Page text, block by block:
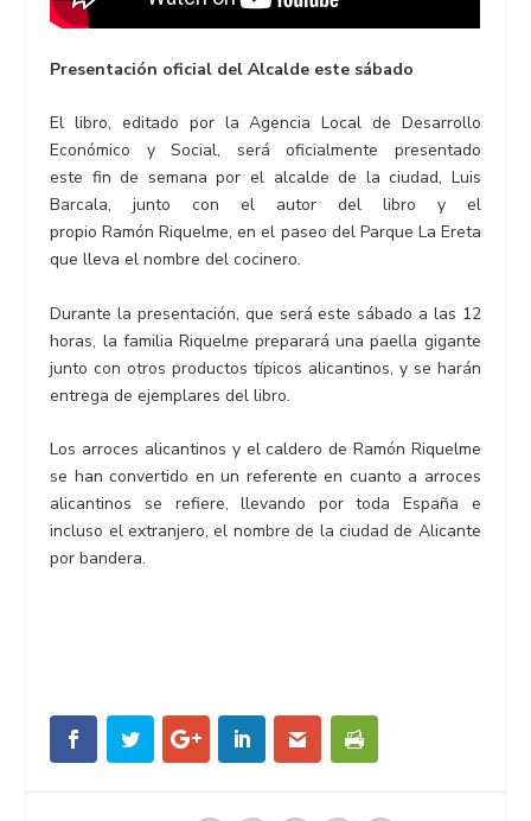
Presentación oficial del Alcalde este sábado
El libro, editado por la Agencia Local de Desarrollo
Económico y Social, será oficialmente presentado
este fin de semana por el alcalde de la ciudad, Luis
Barcala, junto con el autor del libro y el
propio Ramón Riquelme, en el paseo del Parque La Ereta
que lleva el nombre del cocinero.
Durante la presentación, que será este sábado a las 12
horas, la familia Riquelme preparará una paella gigante
junto con otros productos típicos alicantinos, y se harán
entrega de ejemplares del libro.
Los arroces alicantinos y el caldero de Ramón Riquelme
se han convertido en un referente en cuanto a arroces
alicantinos se refiere, llevando por toda España e
incluso el extranjero, el nombre de la ciudad de Alicante
por bandera.